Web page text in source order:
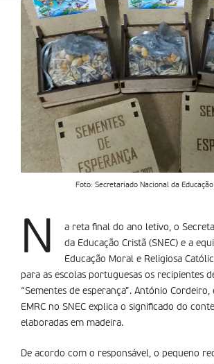
Foto: Secretariado Nacional da
N
a reta final do ano letivo, o
da Educação Cristã (SNEC) e a
Educação Moral e Religiosa
para as escolas portuguesas os recipientes
“Sementes de esperança”. António
EMRC no SNEC explica o significado do
elaboradas em madeira.
De acordo com o responsável, o pequeno